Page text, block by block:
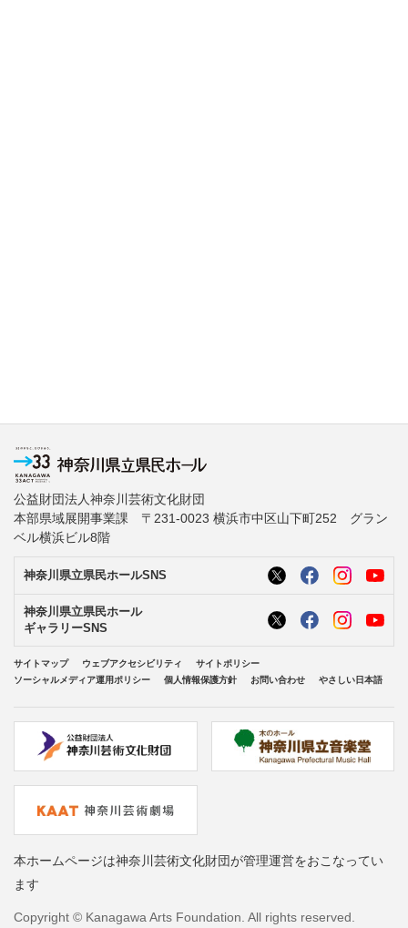
公益財団法人神奈川芸術文化財団
本部県域展開事業課 〒231-0023 横浜市中区山下町252 グラン
ベル横浜ビル8階
神奈川県立県民ホールSNS
神奈川県立県民ホール
ギャラリーSNS
サイトマップ ウェブアクセシビリティ
サイトポリシー
ソーシャルメディア運用ポリシー
個人情報保護方針 お問い合わせ やさしい日本語
本ホームページは神奈川芸術文化財団が管理運営をおこなってい
ます
Copyright © Kanagawa Arts Foundation. All rights reserved.